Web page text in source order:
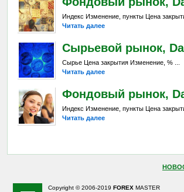
Индекс Изменение, пункты Цена
Читать далее
Сырьевой рынок,
Сырье Цена закрытия Изменение, % ...
Читать далее
Фондовый рынок,
Индекс Изменение, пункты Цена
Читать далее
Copyright © 2006-2019 FOREX MASTER